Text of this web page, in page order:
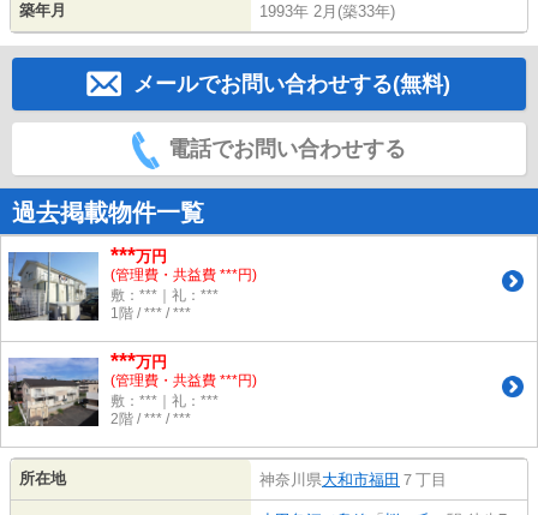
築年月 1993年 2月(築33年)
メールでお問い合わせする(無料)
電話でお問い合わせする
過去掲載物件一覧
***万円
(管理費・共益費 ***円)
敷：***｜礼：***
1階 / *** / ***
***万円
(管理費・共益費 ***円)
敷：***｜礼：***
2階 / *** / ***
所在地 神奈川県大和市福田 ７丁目